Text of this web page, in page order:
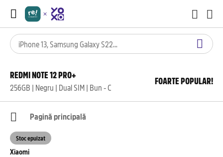
REDMI NOTE 12 PRO+
256GB | Negru | Dual SIM | Bun - C
FOARTE POPULAR!
Pagină principală
Xiaomi
Stoc epuizat